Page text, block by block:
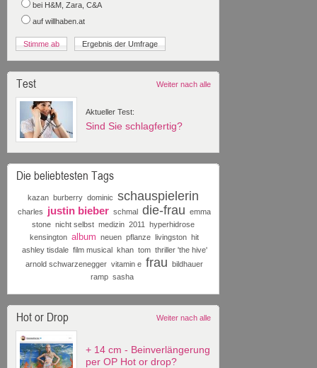
bei H&M, Zara, C&A
auf willhaben.at
Test Weiter nach alle
Aktueller Test:
Sind Sie schlagfertig?
Die beliebtesten Tags
kazan burberry dominic schauspielerin
charles justin bieber schmal die-frau emma
stone nicht selbst medizin 2011
hyperhidrose
kensington album neuen pflanze livingston hit
ashley tisdale film musical khan tom thriller 'the hive'
arnold schwarzenegger vitamin e frau bildhauer
ramp sasha
Hot or Drop Weiter nach alle
+ 14 cm - Beinverlängerung
per OP Hot or drop?